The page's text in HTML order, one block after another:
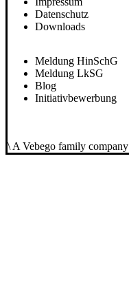
Datenschutz
Downloads
Meldung HinSchG
Meldung LkSG
Blog
Initiativbewerbung
\ A Vebego family company